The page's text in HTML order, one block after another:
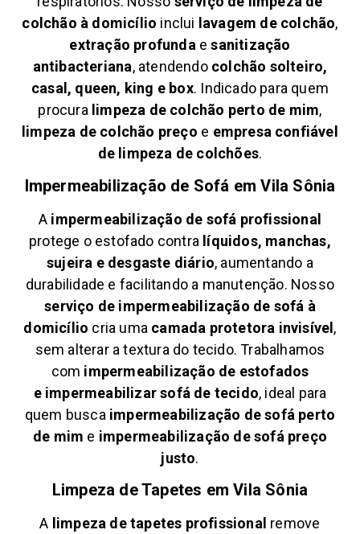
colchão à domicílio inclui lavagem de colchão,
extração profunda esanitização
antibacteriana, atendendo colchão solteiro,
casal, queen, king e box. Indicado para quem
procura limpeza de colchão perto de mim,
limpeza de colchão preço e empresa confiável
de limpeza de colchões.
Impermeabilização de Sofá emVila Sônia
A impermeabilização de sofá profissional
protege o estofado contra líquidos, manchas,
sujeira e desgaste diário, aumentando a
durabilidade e facilitando a manutenção. Nosso
serviço de impermeabilização de sofá à
domicílio cria uma camada protetora invisível,
sem alterar a textura do tecido. Trabalhamos
com impermeabilização de estofados
e impermeabilizar sofá de tecido, ideal para
quem busca impermeabilização de sofá perto
de mim e impermeabilização de sofá preço
justo.
Limpeza de Tapetes emVila Sônia
A limpeza de tapetes profissional remove